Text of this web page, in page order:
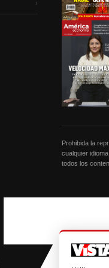
›
Prohibida la
cualquier
todos los